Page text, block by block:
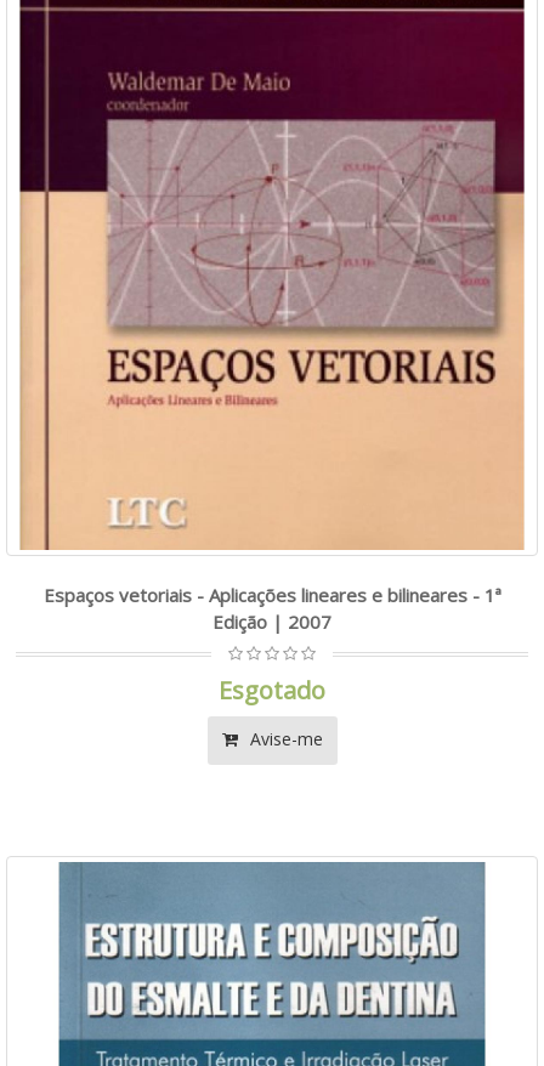
Espaços vetoriais - Aplicações lineares e bilineares - 1ª
Edição | 2007
Esgotado
Avise-me